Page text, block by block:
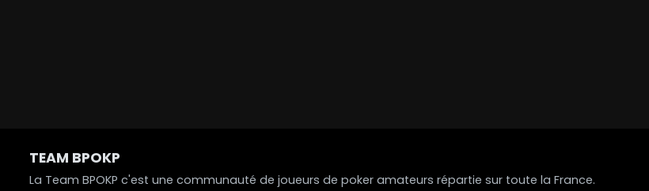
TEAM BPOKP
La Team BPOKP c'est une communauté de joueurs de poker amateurs répartie sur toute la France.